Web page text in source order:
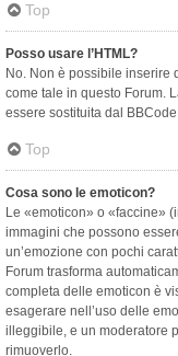
Top
Posso usare l’HTML?
No. Non è possibile inserire
come tale in questo Forum.
essere sostituita dal
Top
Cosa sono le emoticon?
Le «emoticon» o «faccine»
immagini che possono
un’emozione con pochi
Forum trasforma
completa delle emoticon è
esagerare nell’uso delle
illeggibile, e un moderatore
rimuoverlo.